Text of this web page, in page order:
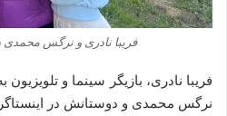
فریبا نادری و نرگس محمدی
فریبا نادری، بازیگر سینما و
نرگس محمدی و دوستانش در